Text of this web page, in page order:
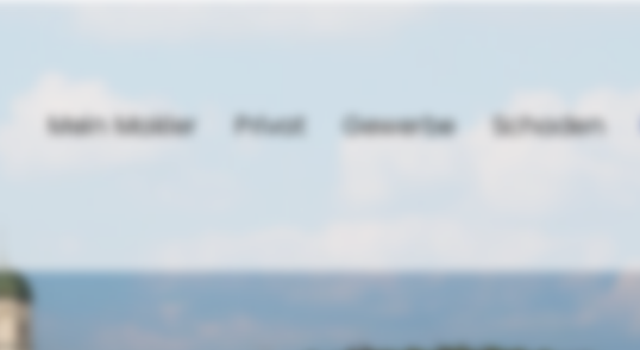
Mein Makler Privat Gewerbe Schaden